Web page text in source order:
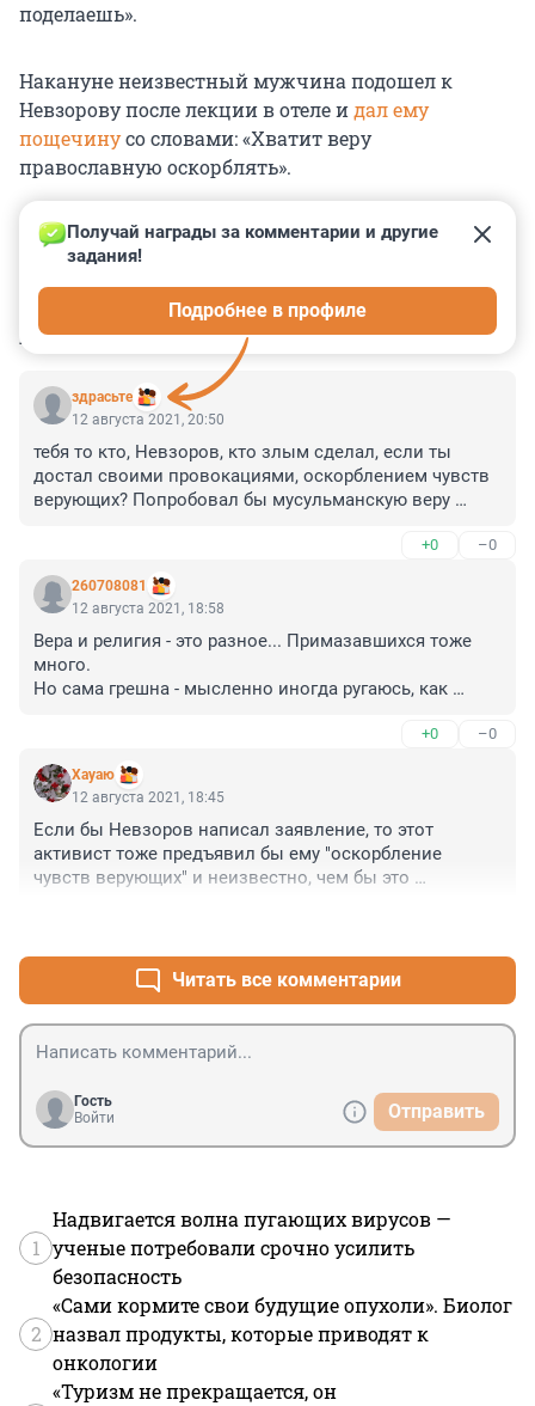
поделаешь».
Накануне неизвестный мужчина подошел к
Невзорову после лекции в отеле идал ему
пощечинусо словами: «Хватит веру
православную оскорблять».
КОММЕНТАРИИ 35
здрасьте
Получай награды за комментарии и другие
задания!
Подробнее в профиле
12 августа 2021, 20:50
тебя то кто, Невзоров, кто злым сделал, если ты
достал своими провокациями, оскорблением чувств
верующих? Попробовал бы мусульманскую веру
+0 –0
260708081
12 августа 2021, 18:58
Вера и религия - это разное... Примазавшихся тоже
много.
Но сама грешна - мысленно иногда ругаюсь, как
+0 –0
Хауаю
12 августа 2021, 18:45
Если бы Невзоров написал заявление, то этот
активист тоже предъявил бы ему "оскорбление
чувств верующих" и неизвестно, чем бы это
Читать все комментарии
Гость
Войти
Отправить
1
Надвигается волна пугающих вирусов —
ученые потребовали срочно усилить
безопасность
2
«Сами кормите свои будущие опухоли». Биолог
назвал продукты, которые приводят к
онкологии
«Туризм не прекращается, он